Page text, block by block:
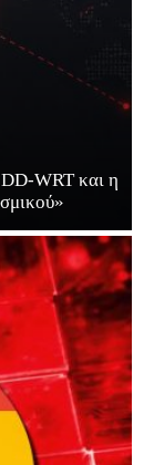
WRT και η